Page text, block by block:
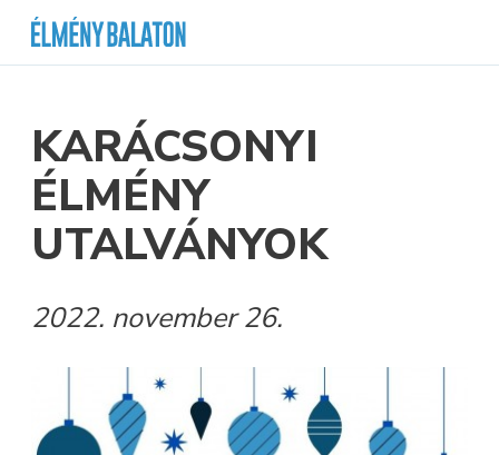
KARÁCSONYI
ÉLMÉNY
UTALVÁNYOK
2022. november 26.